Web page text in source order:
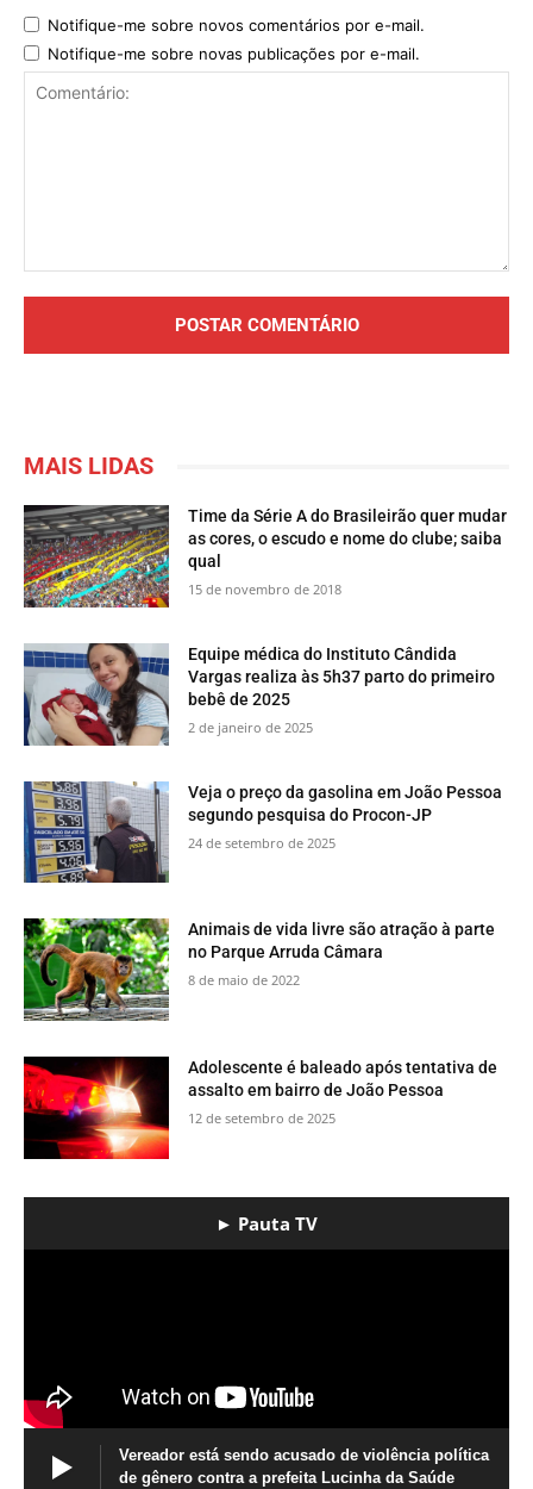
Notifique-me sobre novos comentários por e-mail.
Notifique-me sobre novas publicações por e-mail.
MAIS LIDAS
Time da Série A do Brasileirão quer mudar
as cores, o escudo e nome do clube; saiba
qual
15 de novembro de 2018
Equipe médica do Instituto Cândida
Vargas realiza às 5h37 parto do primeiro
bebê de 2025
2 de janeiro de 2025
Veja o preço da gasolina em João Pessoa
segundo pesquisa do Procon-JP
24 de setembro de 2025
​Animais de vida livre são atração à parte
no Parque Arruda Câmara
8 de maio de 2022
Adolescente é baleado após tentativa de
assalto em bairro de João Pessoa
12 de setembro de 2025
► Pauta TV
Vereador está sendo acusado de violência política
de gênero contra a prefeita Lucinha da Saúde